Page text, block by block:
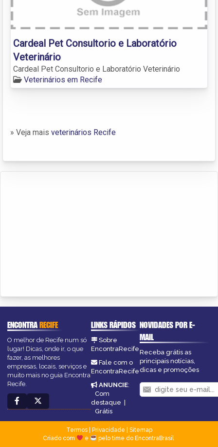
Cardeal Pet Consultorio e Laboratório
Veterinário
Cardeal Pet Consultorio e Laboratório Veterinário
Veterinários em Recife
» Veja mais veterinários Recife
ENCONTRARECIFE
O melhor de Recife num só
lugar! Dicas, onde ir, o que
fazer, as melhores
empresas, locais, serviços e
muito mais no guia Encontra
Recife.
LINKS RÁPIDOS
Sobre
EncontraRecife
Fale com o
EncontraRecife
ANUNCIE:
Com
destaque |
Grátis
NOVIDADES POR E-
MAIL
Receba grátis as
principais notícias,
dicas e promoções
Termos| Privacidade
Sitemap
Criado com
e pelo time do EncontraBrasil